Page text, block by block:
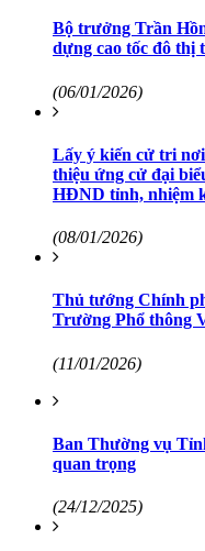
Bộ trưởng Trần
dựng cao tốc đô thị
(06/01/2026)
Lấy ý kiến cử tri
thiệu ứng cử đại
HĐND tỉnh, nhiệm
(08/01/2026)
Thủ tướng Chính
Trường Phổ thông
(11/01/2026)
Ban Thường vụ
quan trọng
(24/12/2025)